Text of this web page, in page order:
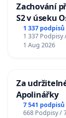
Zachování
S2 v úseku
u Jablunkova
1 337 podpisů
1 337 Podpisy
1 Aug 2026
Za
Apolinářky
7 541 podpisů
668 Podpisy /